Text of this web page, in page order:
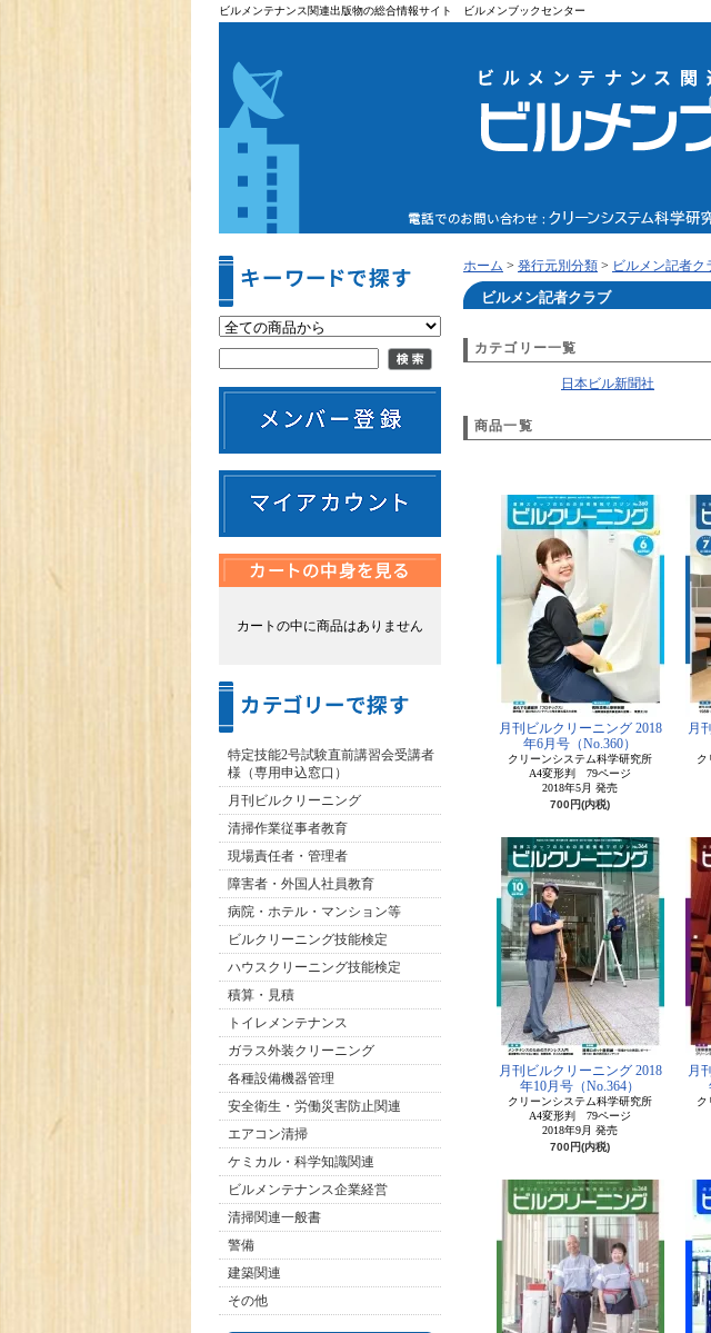
ビルメンテナンス関連出版物の総合情報サイト ビルメンブックセンター
カートの中に商品はありません
特定技能2号試験直前講習会受講者
様（専用申込窓口）
月刊ビルクリーニング
清掃作業従事者教育
現場責任者・管理者
障害者・外国人社員教育
病院・ホテル・マンション等
ビルクリーニング技能検定
ハウスクリーニング技能検定
積算・見積
トイレメンテナンス
ガラス外装クリーニング
各種設備機器管理
安全衛生・労働災害防止関連
エアコン清掃
ケミカル・科学知識関連
ビルメンテナンス企業経営
清掃関連一般書
警備
建築関連
その他
ホーム > 発行元別分類 > ビルメン記者ク
ビルメン記者クラブ
カテゴリー一覧
日本ビル新聞社
商品一覧
月刊ビルクリーニング 2018
年6月号（No.360）
クリーンシステム科学研究所
A4変形判 79ページ
2018年5月 発売
700円(内税)
月
ク
月刊ビルクリーニング 2018
年10月号（No.364）
クリーンシステム科学研究所
A4変形判 79ページ
2018年9月 発売
700円(内税)
月
ク